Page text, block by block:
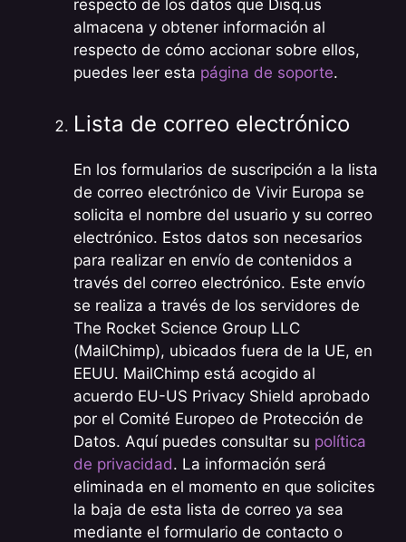
respecto de los datos que Disq.us
almacena y obtener información al
respecto de cómo accionar sobre ellos,
puedes leer esta página de soporte.
Lista de correo electrónico
En los formularios de suscripción a la lista
de correo electrónico de Vivir Europa se
solicita el nombre del usuario y su correo
electrónico. Estos datos son necesarios
para realizar en envío de contenidos a
través del correo electrónico. Este envío
se realiza a través de los servidores de
The Rocket Science Group LLC
(MailChimp), ubicados fuera de la UE, en
EEUU. MailChimp está acogido al
acuerdo EU-US Privacy Shield aprobado
por el Comité Europeo de Protección de
Datos. Aquí puedes consultar su política
de privacidad. La información será
eliminada en el momento en que solicites
la baja de esta lista de correo ya sea
mediante el formulario de contacto o